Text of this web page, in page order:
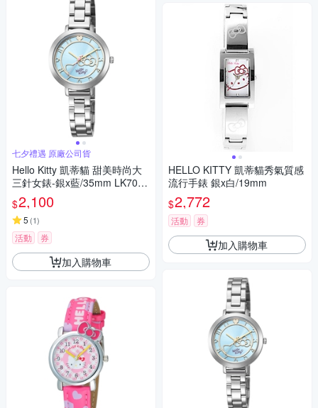
七夕禮遇 原廠公司貨
Hello Kitty 凱蒂貓 甜美時尚大
三針女錶-銀x藍/35mm LK703L
WNA 七夕寵愛季 送禮推薦
$2,100
5 (1)
活動 券
加入購物車
HELLO KITTY 凱蒂貓秀氣質感
流行手錶 銀x白/19mm
$2,772
活動 券
加入購物車